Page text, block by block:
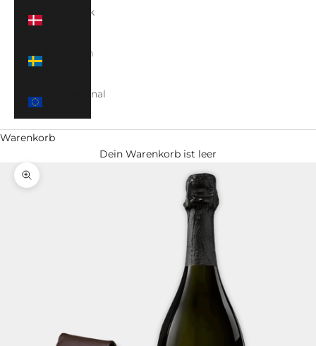
Dänemark
Schweden
International
Warenkorb
Dein Warenkorb ist leer
Bild vergrößern